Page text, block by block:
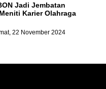
Jadi Jembatan
Karier Olahraga
22 November 2024